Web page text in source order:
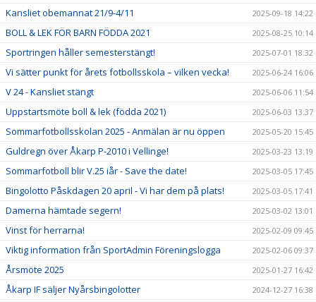
Kansliet obemannat 21/9-4/11 2025-09-18 14:22
BOLL & LEK FÖR BARN FÖDDA 2021 2025-08-25 10:14
Sportringen håller semesterstängt! 2025-07-01 18:32
Vi sätter punkt för årets fotbollsskola – vilken vecka! 2025-06-24 16:06
V 24 - Kansliet stängt 2025-06-06 11:54
Uppstartsmöte boll & lek (födda 2021) 2025-06-03 13:37
Sommarfotbollsskolan 2025 - Anmälan är nu öppen 2025-05-20 15:45
Guldregn över Åkarp P-2010 i Vellinge! 2025-03-23 13:19
Sommarfotboll blir V.25 iår - Save the date! 2025-03-05 17:45
Bingolotto Påskdagen 20 april - Vi har dem på plats! 2025-03-05 17:41
Damerna hämtade segern! 2025-03-02 13:01
Vinst för herrarna! 2025-02-09 09:45
Viktig information från SportAdmin Föreningslogga 2025-02-06 09:37
Årsmöte 2025 2025-01-27 16:42
Åkarp IF säljer Nyårsbingolotter 2024-12-27 16:38